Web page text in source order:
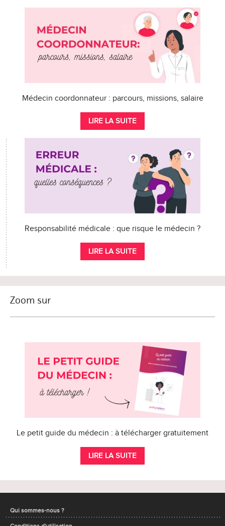
Médecin coordonnateur : parcours, missions, salaire
LIRE LA SUITE
Responsabilité médicale : que risque le médecin ?
LIRE LA SUITE
Zoom sur
Le petit guide du médecin : à télécharger gratuitement
LIRE LA SUITE
Qui sommes-nous ?